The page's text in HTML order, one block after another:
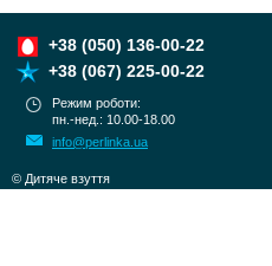
+38 (050) 136-00-22
+38 (067) 225-00-22
Режим роботи:
пн.-нед.: 10.00-18.00
info@perlinka.ua
© Дитяче взуття